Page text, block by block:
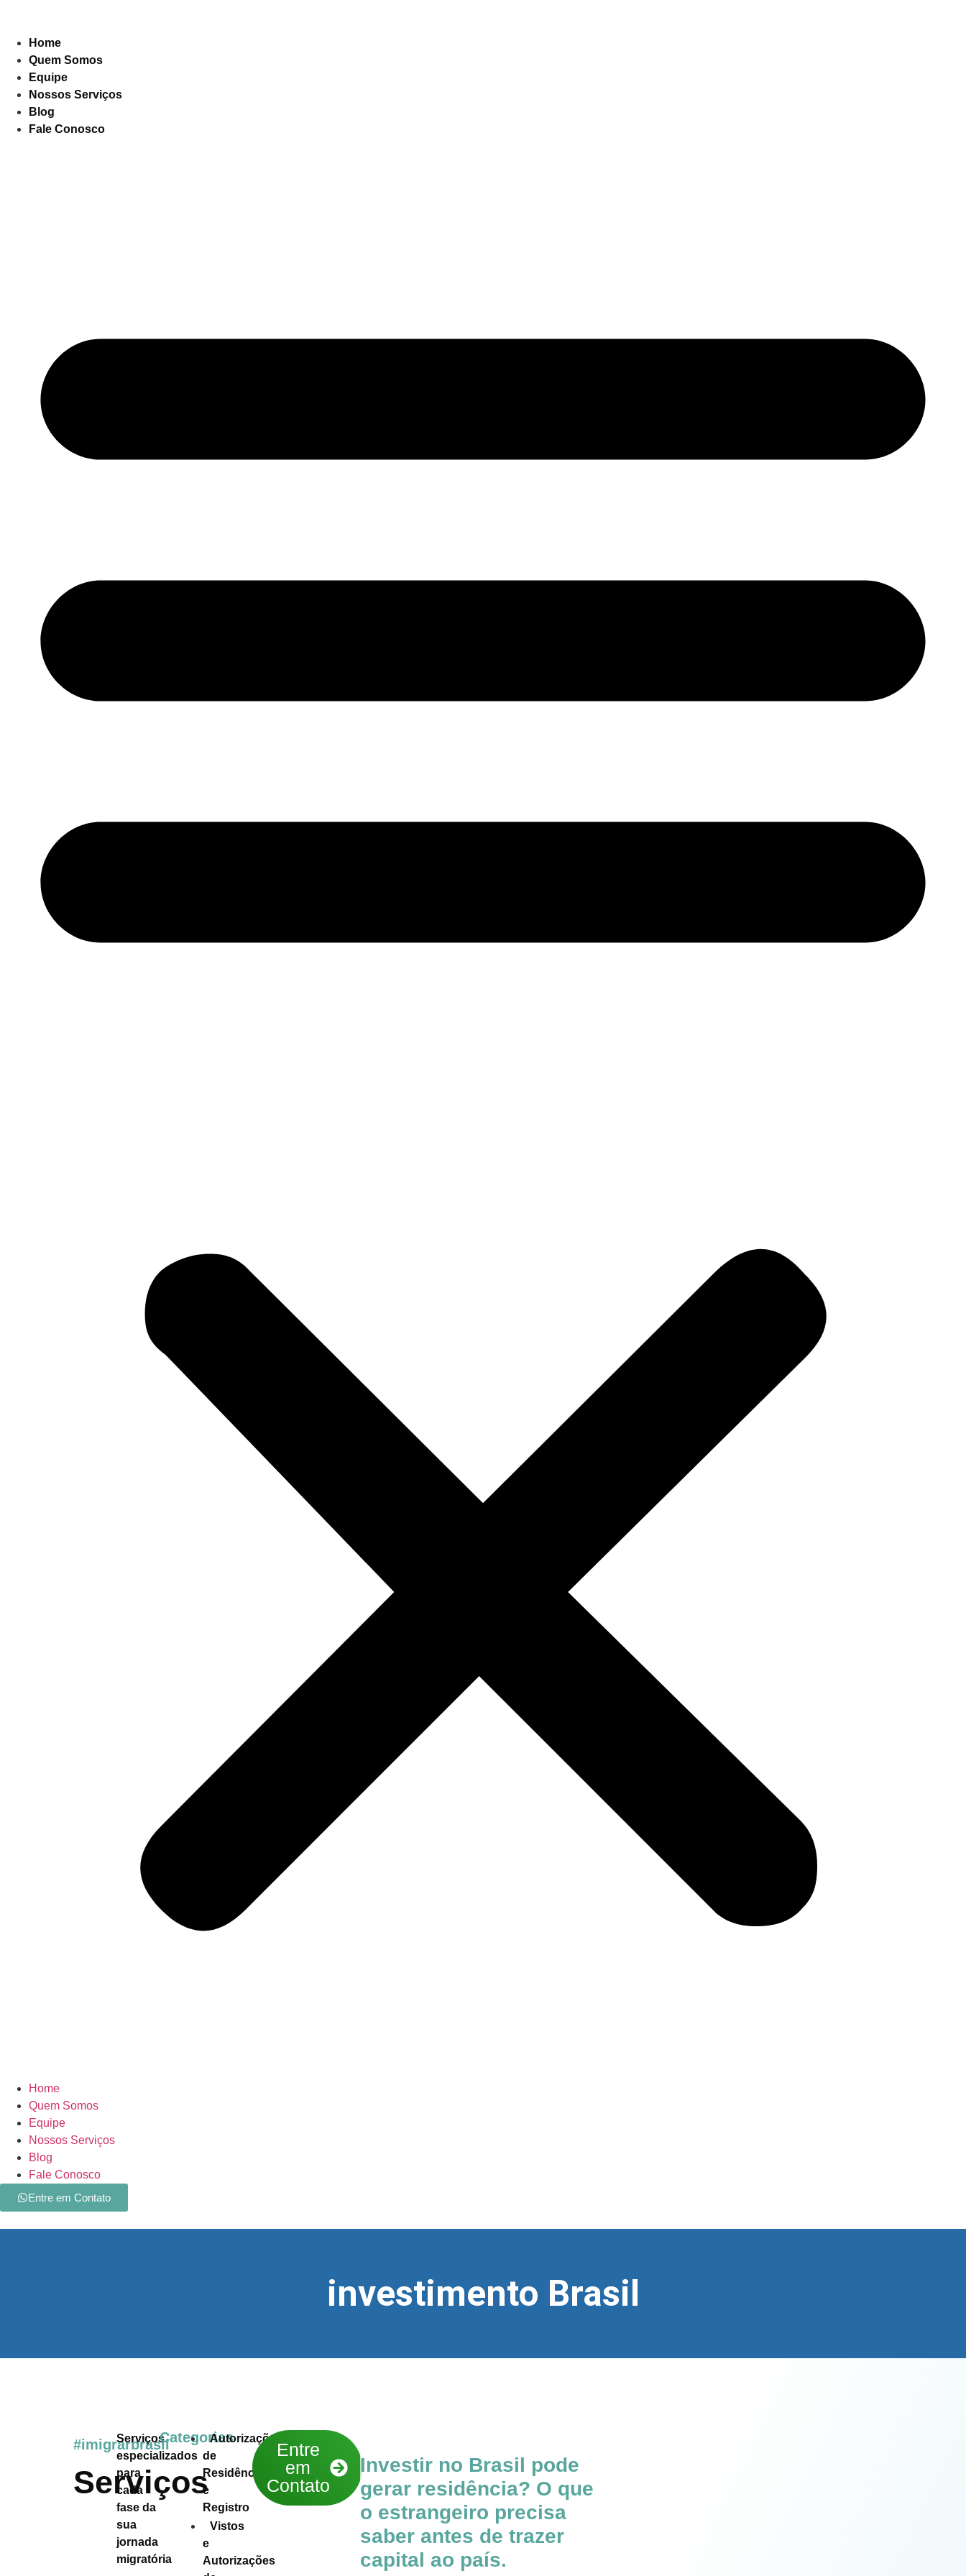
Home
Quem Somos
Equipe
Nossos Serviços
Blog
Fale Conosco
Home
Quem Somos
Equipe
Nossos Serviços
Blog
Fale Conosco
Entre em Contato
investimento Brasil
#imigrarbrasil
Serviços
Serviços
especializados
para
cada
fase da
sua
jornada
migratória
CategoriasAutorizações
de
Residência
e
Registro
Vistos
e
Autorizações
Entre
em
Contato
Investir no Brasil pode
gerar residência? O que
o estrangeiro precisa
saber antes de trazer
capital ao país.